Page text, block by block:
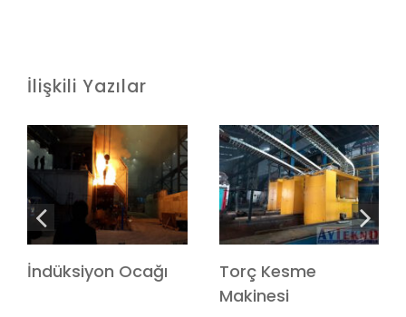
İlişkili Yazılar
İndüksiyon Ocağı
Torç Kesme
Makinesi